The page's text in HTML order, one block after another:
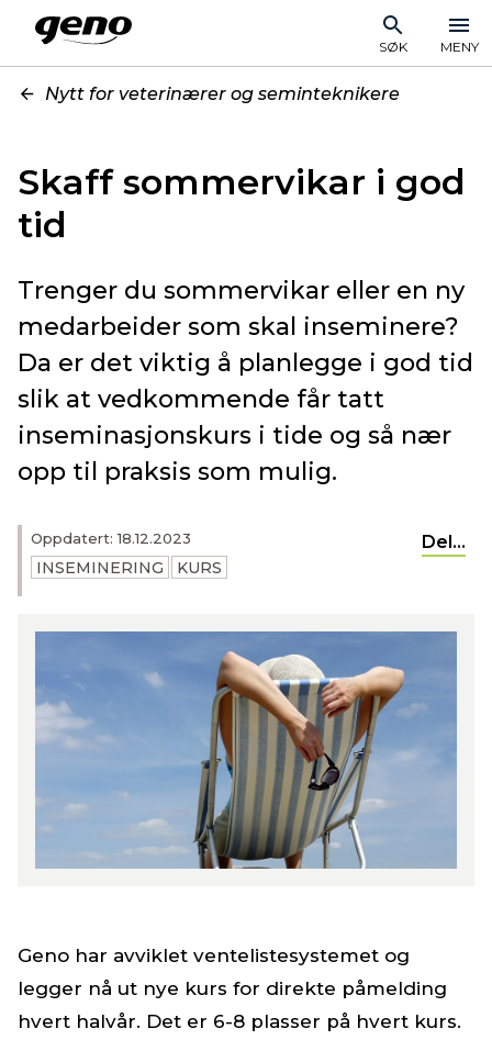
SØK MENY
Nytt for veterinærer og seminteknikere
Skaff sommervikar i god
tid
Oppdatert: 18.12.2023
INSEMINERING KURS
Del...
Trenger du sommervikar eller en ny
medarbeider som skal inseminere?
Da er det viktig å planlegge i god tid
slik at vedkommende får tatt
inseminasjonskurs i tide og så nær
opp til praksis som mulig.
Geno har avviklet ventelistesystemet og
legger nå ut nye kurs for direkte påmelding
hvert halvår. Det er 6-8 plasser på hvert kurs.